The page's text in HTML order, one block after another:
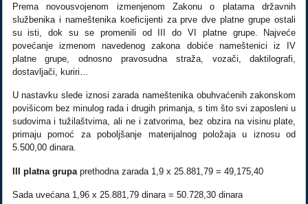
Prema novousvojenom izmenjenom Zakonu o platama državnih
službenika i nameštenika koeficijenti za prve dve platne grupe ostali
su isti, dok su se promenili od III do VI platne grupe. Najveće
povećanje izmenom navedenog zakona dobiće nameštenici iz IV
platne grupe, odnosno pravosudna straža, vozači, daktilografi,
dostavljači, kuriri…
U nastavku slede iznosi zarada nameštenika obuhvaćenih zakonskom
povišicom bez minulog rada i drugih primanja, s tim što svi zaposleni u
sudovima i tužilaštvima, ali ne i zatvorima, bez obzira na visinu plate,
primaju pomoć za poboljšanje materijalnog položaja u iznosu od
5.500,00 dinara.
III platna grupaprethodna zarada 1,9 x 25.881,79 = 49,175,40
Sada uvećana 1,96 x 25.881,79 dinara = 50.728,30 dinara